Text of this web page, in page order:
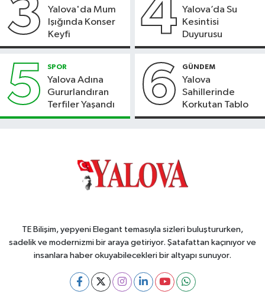
3
Yalova'da Mum
Işığında Konser
Keyfi
4 Yalova’da Su
Kesintisi
Duyurusu
5 SPOR
Yalova Adına
Gururlandıran
Terfiler Yaşandı
6 GÜNDEM
Yalova
Sahillerinde
Korkutan Tablo
TE Bilişim, yepyeni Elegant temasıyla sizleri buluştururken,
sadelik ve modernizmi bir araya getiriyor. Şatafattan kaçınıyor ve
insanlara haber okuyabilecekleri bir altyapı sunuyor.